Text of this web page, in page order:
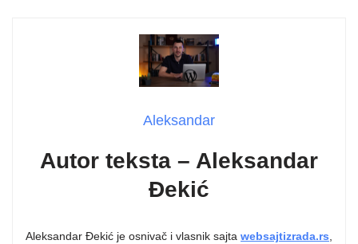
Aleksandar
Autor teksta – Aleksandar
Đekić
Aleksandar Đekić je osnivač i vlasnik sajta websajtizrada.rs,